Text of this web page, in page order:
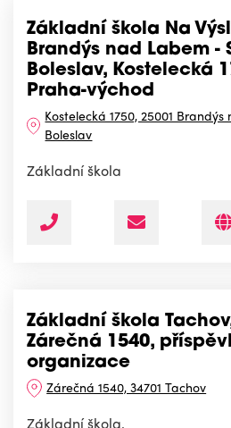
Základní škola Na
Brandýs nad Labem -
Boleslav, Kostelecká
Praha-východ
Kostelecká 1750, 25001
Boleslav
Základní škola
Základní škola
Zárečná 1540,
organizace
Zárečná 1540, 34701 Tachov
Základní škola.